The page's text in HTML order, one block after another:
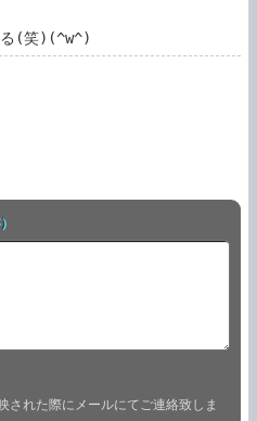
る(笑)(^w^)
れた際にメールにてご連絡致しま